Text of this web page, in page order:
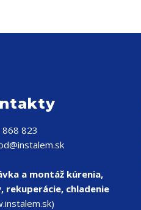
823
a montáž kúrenia,
rekuperácie, chladenie